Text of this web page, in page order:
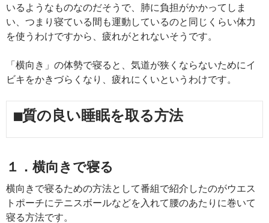
いるようなものなのだそうで、肺に負担がかかってしま
い、つまり寝ている間も運動しているのと同じくらい体力
を使うわけですから、疲れがとれないそうです。
「横向き」の体勢で寝ると、気道が狭くならないためにイ
ビキをかきづらくなり、疲れにくいというわけです。
■質の良い睡眠を取る方法
１．横向きで寝る
横向きで寝るための方法として番組で紹介したのがウエス
トポーチにテニスボールなどを入れて腰のあたりに巻いて
寝る方法です。